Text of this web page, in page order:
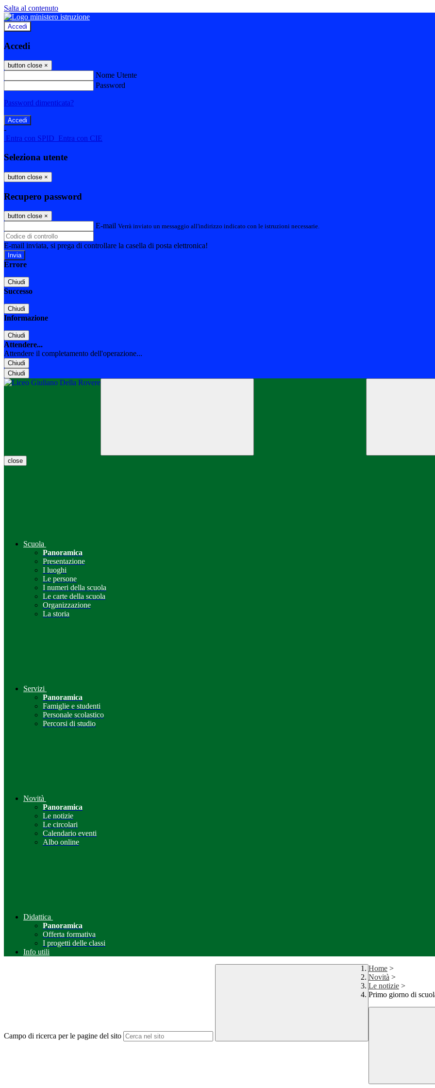
Salta al contenuto
Accedi
Accedi
button close ×
Nome Utente
Password
Password dimenticata?
-
Entra con SPID Entra con CIE
Seleziona utente
button close ×
Recupero password
button close ×
E-mail Verrà inviato un messaggio all'indirizzo indicato con le istruzioni necessarie.
E-mail inviata, si prega di controllare la casella di posta elettronica!
Errore
Chiudi
Successo
Chiudi
Informazione
Chiudi
Attendere...
Attendere il completamento dell'operazione...
Chiudi
Chiudi
close
Scuola
Panoramica
Presentazione
I luoghi
Le persone
I numeri della scuola
Le carte della scuola
Organizzazione
La storia
Servizi
Panoramica
Famiglie e studenti
Personale scolastico
Percorsi di studio
Novità
Panoramica
Le notizie
Le circolari
Calendario eventi
Albo online
Didattica
Panoramica
Offerta formativa
I progetti delle classi
Info utili
Campo di ricerca per le pagine del sito
Home >
Novità >
Le notizie >
Primo giorno di